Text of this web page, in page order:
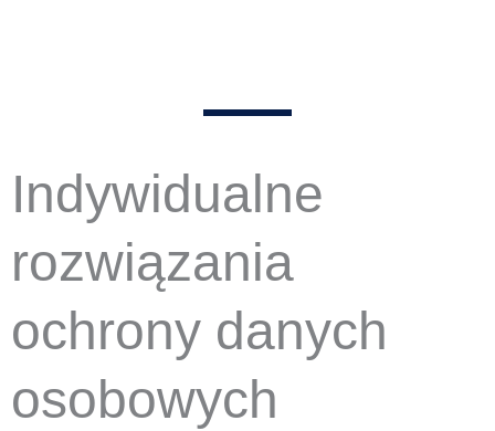
Indywidualne
rozwiązania
ochrony danych
osobowych